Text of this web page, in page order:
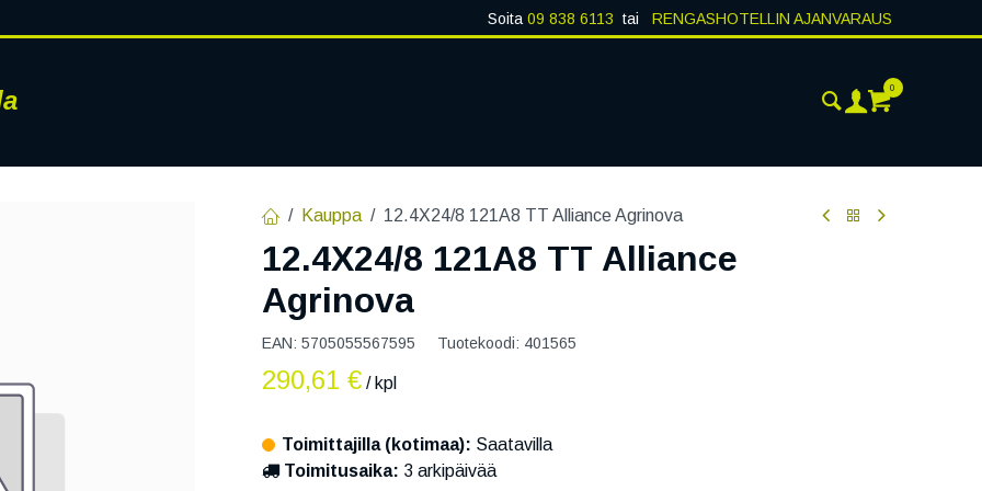
Soita 09 838 6113 tai RENGASHOTELLIN AJANVARAUS
RENKAAT
0
Kauppa 12.4X24/8 121A8 TT Alliance Agrinova
12.4X24/8 121A8 TT Alliance
Agrinova
EAN: 5705055567595 Tuotekoodi: 401565
290,61 € / kpl
Toimittajilla (kotimaa): Saatavilla
Toimitusaika: 3 arkipäivää